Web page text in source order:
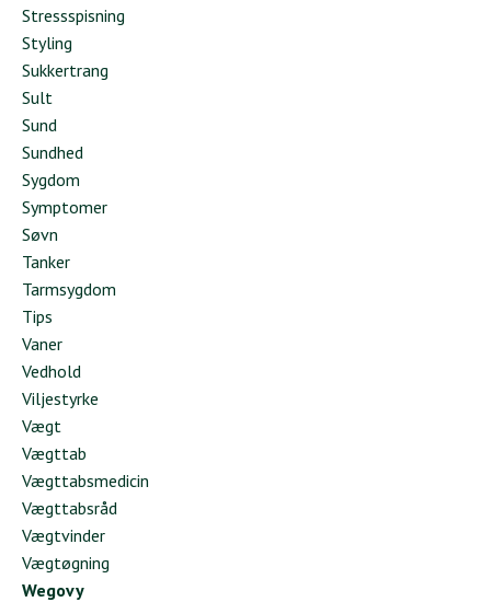
Stressspisning
Styling
Sukkertrang
Sult
Sund
Sundhed
Sygdom
Symptomer
Søvn
Tanker
Tarmsygdom
Tips
Vaner
Vedhold
Viljestyrke
Vægt
Vægttab
Vægttabsmedicin
Vægttabsråd
Vægtvinder
Vægtøgning
Wegovy